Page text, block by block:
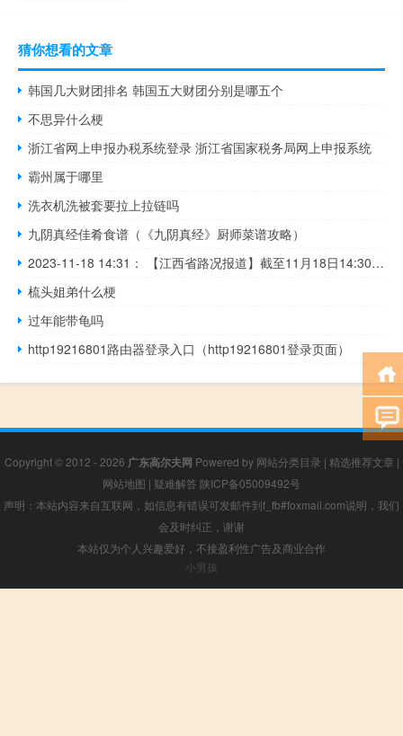
猜你想看的文章
韩国几大财团排名 韩国五大财团分别是哪五个
不思异什么梗
浙江省网上申报办税系统登录 浙江省国家税务局网上申报系统
霸州属于哪里
洗衣机洗被套要拉上拉链吗
九阴真经佳肴食谱（《九阴真经》厨师菜谱攻略）
2023-11-18 14:31： 【江西省路况报道】截至11月18日14:30，①​​​G72泉南高速石吉段，K466公里处（兴国西收费站附近，吉安往石城方向）发生一起货车侧翻事故，事故车已拖离现场，因路面油污清理完后需晾透，继续封闭超车道，行车道缓慢通行；②G60沪昆高速梨温段，K507公里处（上饶东站附近，往南昌方向）发生 ​​​
梳头姐弟什么梗
过年能带龟吗
http19216801路由器登录入口（http19216801登录页面）
Copyright © 2012 - 2026 广东高尔夫网 Powered by 网站分类目录 | 精选推荐文章 |
网站地图 | 疑难解答 陕ICP备05009492号
声明：本站内容来自互联网，如信息有错误可发邮件到f_fb#foxmail.com说明，我们
会及时纠正，谢谢
本站仅为个人兴趣爱好，不接盈利性广告及商业合作
小男孩